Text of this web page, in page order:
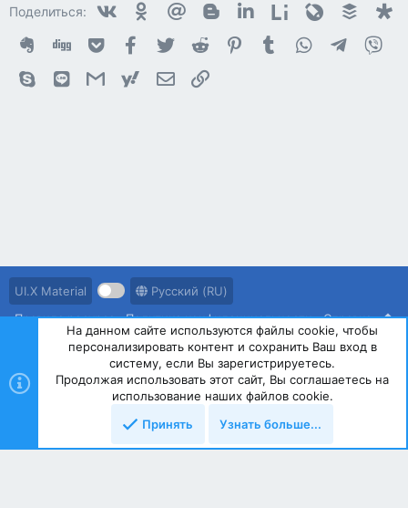
Поделиться: VkontakteOdnoklassniki
Mail.ru Blogger LinkedinLiveinternet
Livejournal
Buffer
EvernoteDigg GetpocketFacebook
Twitter Reddit PinterestTumblr WhatsAppTelegram
Skype Line GmailyahoomailЭлектронная почта
UI.X Material
Русский (RU)
Правила ресурса
Политика конфиденциальности Справка
Community platform by XenForo © 2010-2023 XenForo Ltd.
На данном сайте используются файлы cookie, чтобы
персонализировать контент и сохранить Ваш вход в
систему, если Вы зарегистрируетесь.
Продолжая использовать этот сайт, Вы соглашаетесь на
использование наших файлов cookie.
Принять
Узнать больше...